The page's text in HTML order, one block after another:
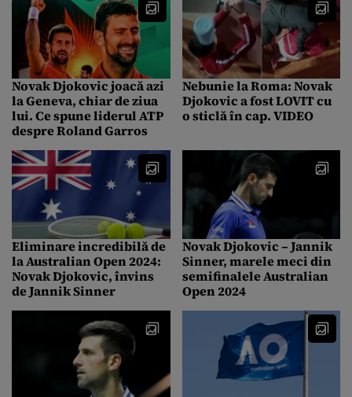
Novak Djokovic joacă azi
la Geneva, chiar de ziua
lui. Ce spune liderul ATP
despre Roland Garros
Nebunie la Roma: Novak
Djokovic a fost LOVIT cu
o sticlă în cap. VIDEO
Eliminare incredibilă de
la Australian Open 2024:
Novak Djokovic, învins
de Jannik Sinner
Novak Djokovic – Jannik
Sinner, marele meci din
semifinalele Australian
Open 2024